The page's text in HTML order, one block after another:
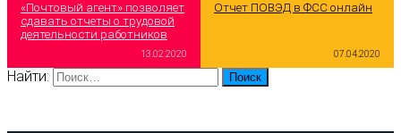
«Почтовый агент» позволяет
сдавать отчеты о трудовой
деятельности работников
13.02.2020
Отчет ПОВЭД в ФСС онлайн
07.04.2020
Найти: